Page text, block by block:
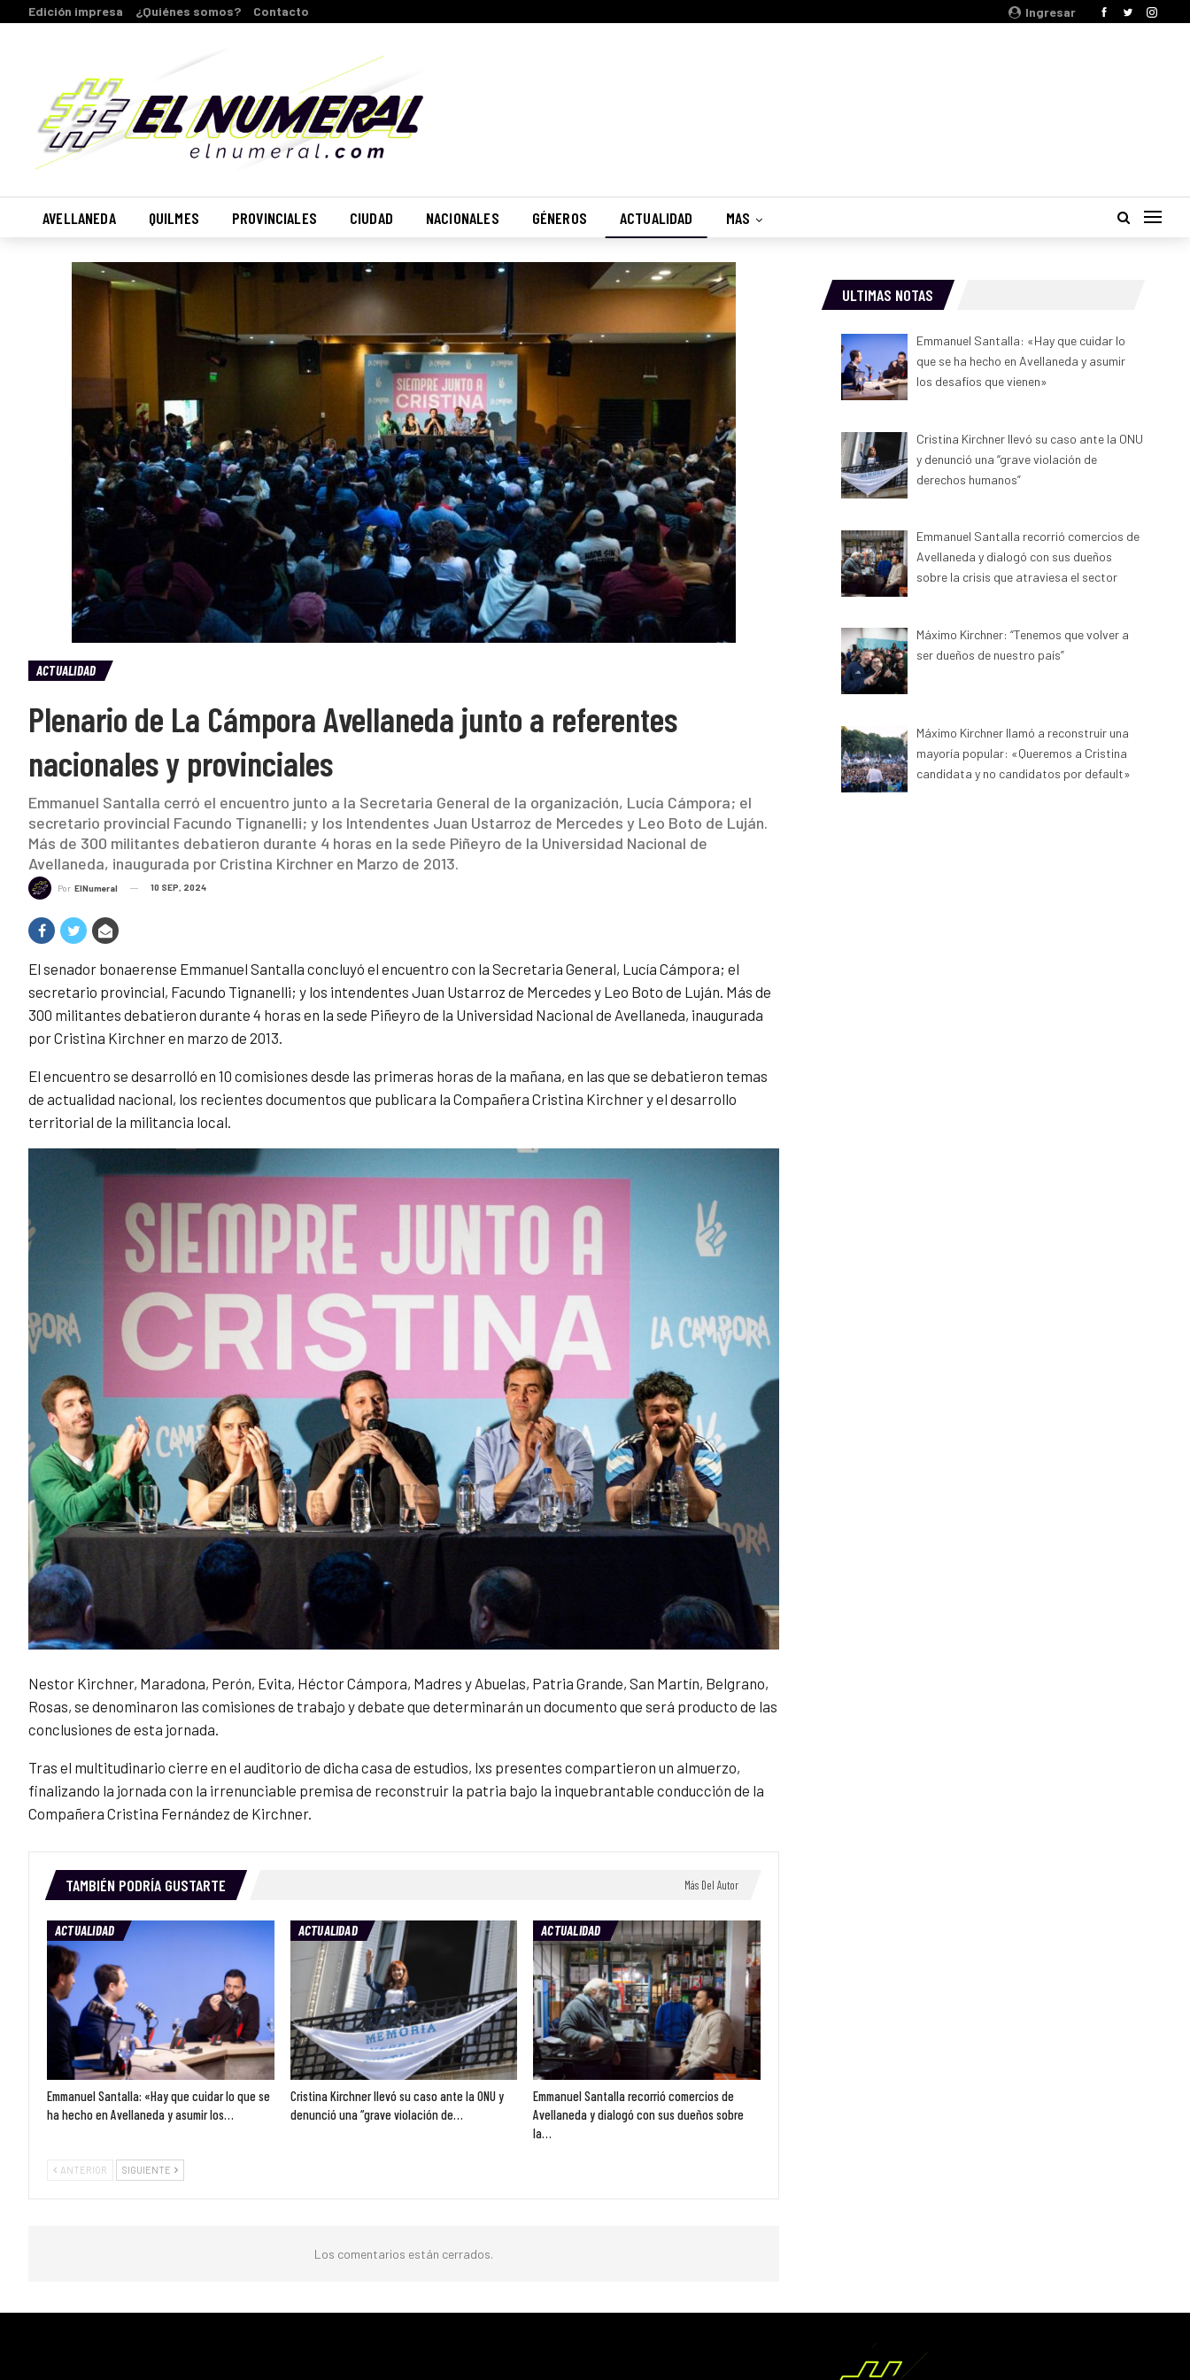
Ingresar
Edición impresa ¿Quiénes somos? Contacto
AVELLANEDA QUILMES PROVINCIALES CIUDAD NACIONALES GÉNEROS ACTUALIDAD MAS
ACTUALIDAD
Plenario de La Cámpora Avellaneda junto a referentes
nacionales y provinciales
Emmanuel Santalla cerró el encuentro junto a la Secretaria General de la organización, Lucía Cámpora; el
secretario provincial Facundo Tignanelli; y los Intendentes Juan Ustarroz de Mercedes y Leo Boto de Luján.
Más de 300 militantes debatieron durante 4 horas en la sede Piñeyro de la Universidad Nacional de
Avellaneda, inaugurada por Cristina Kirchner en Marzo de 2013.
Por ElNumeral 10 SEP, 2024
El senador bonaerense Emmanuel Santalla concluyó el encuentro con la Secretaria General, Lucía Cámpora; el
secretario provincial, Facundo Tignanelli; y los intendentes Juan Ustarroz de Mercedes y Leo Boto de Luján. Más de
300 militantes debatieron durante 4 horas en la sede Piñeyro de la Universidad Nacional de Avellaneda, inaugurada
por Cristina Kirchner en marzo de 2013.
El encuentro se desarrolló en 10 comisiones desde las primeras horas de la mañana, en las que se debatieron temas
de actualidad nacional, los recientes documentos que publicara la Compañera Cristina Kirchner y el desarrollo
territorial de la militancia local.
Nestor Kirchner, Maradona, Perón, Evita, Héctor Cámpora, Madres y Abuelas, Patria Grande, San Martín, Belgrano,
Rosas, se denominaron las comisiones de trabajo y debate que determinarán un documento que será producto de las
conclusiones de esta jornada.
Tras el multitudinario cierre en el auditorio de dicha casa de estudios, lxs presentes compartieron un almuerzo,
finalizando la jornada con la irrenunciable premisa de reconstruir la patria bajo la inquebrantable conducción de la
Compañera Cristina Fernández de Kirchner.
TAMBIÉN PODRÍA GUSTARTE Más Del Autor
ACTUALIDAD
Emmanuel Santalla: «Hay que cuidar lo que se
ha hecho en Avellaneda y asumir los…
ACTUALIDAD
Cristina Kirchner llevó su caso ante la ONU y
denunció una “grave violación de…
ACTUALIDAD
Emmanuel Santalla recorrió comercios de
Avellaneda y dialogó con sus dueños sobre
la…
ANTERIOR SIGUIENTE
Los comentarios están cerrados.
ULTIMAS NOTAS
Emmanuel Santalla: «Hay que cuidar lo
que se ha hecho en Avellaneda y asumir
los desafíos que vienen»
Cristina Kirchner llevó su caso ante la ONU
y denunció una “grave violación de
derechos humanos”
Emmanuel Santalla recorrió comercios de
Avellaneda y dialogó con sus dueños
sobre la crisis que atraviesa el sector
Máximo Kirchner: “Tenemos que volver a
ser dueños de nuestro país”
Máximo Kirchner llamó a reconstruir una
mayoría popular: «Queremos a Cristina
candidata y no candidatos por default»